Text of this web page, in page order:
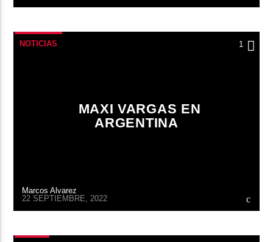
NOTICIAS 1
MAXI VARGAS EN
ARGENTINA
Marcos Alvarez
22 SEPTIEMBRE, 2022